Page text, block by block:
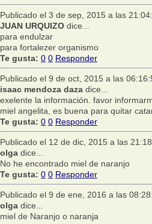
Publicado el 3 de sep, 2015 a las
JUAN URQUIZO dice...
para endulzar
para fortalezer organismo
Te gusta: 0 0 Responder
Publicado el 9 de oct, 2015 a las
isaac mendoza daza dice...
exelente la información. favor
miel angelita, es buena para quitar
Te gusta: 0 0 Responder
Publicado el 12 de dic, 2015 a las
olga dice...
No he encontrado miel de naranjo
Te gusta: 0 0 Responder
Publicado el 9 de ene, 2016 a las
olga dice...
miel de Naranjo o naranja